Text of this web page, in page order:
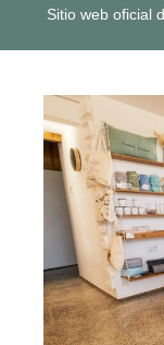
contenido
Sitio web oficial